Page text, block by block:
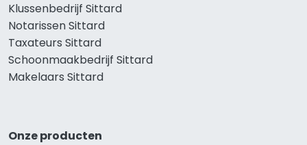
Klussenbedrijf Sittard
Notarissen Sittard
Taxateurs Sittard
Schoonmaakbedrijf Sittard
Makelaars Sittard
Onze producten